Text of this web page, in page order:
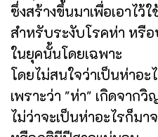
ซึ่งสร้างขึ้นมาเพื่อเอาไว้ใ
สำหรับระงับโรคห่า หรื
ในยุคนั้นโดยเฉพาะ
โดยไม่สนใจว่าเป็นห่าอะ
เพราะว่า "ห่า" เกิดจา
ไม่ว่าจะเป็นห่าอะไรก็ม